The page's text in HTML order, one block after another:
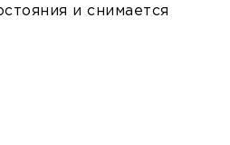
и снимается